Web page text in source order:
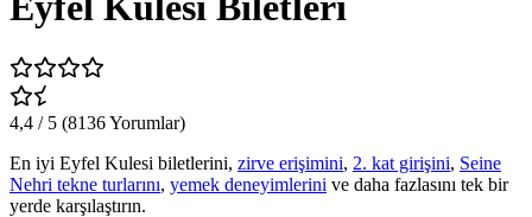
4,4 / 5 (8136Yorumlar)
En iyi Eyfel Kulesi biletlerini, zirve erişimini, 2. kat girişini, Seine
Nehri tekne turlarını, yemek deneyimlerini ve daha fazlasını tek bir
yerde karşılaştırın.